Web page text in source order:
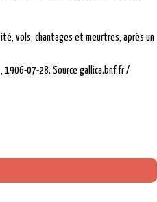
vols, chantages et meurtres, après un
07-28. Source gallica.bnf.fr /